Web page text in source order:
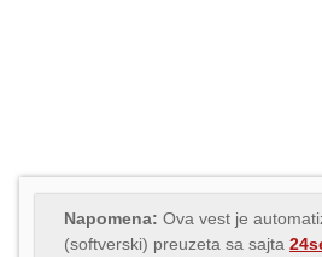
Napomena: Ova vest je
(softverski) preuzeta sa sajta